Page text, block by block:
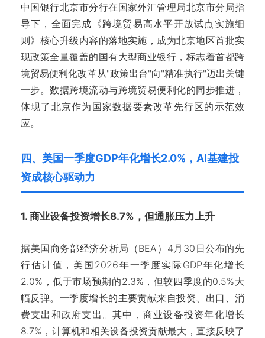
中国银行北京市分行在国家外汇管理局北京市分局指
导下，全面完成《跨境贸易高水平开放试点实施细
则》核心升级内容的落地实施，成为北京地区首批实
现政策全量覆盖的国有大型商业银行，标志着首都跨
境贸易便利化改革从"政策出台"向"精准执行"迈出关键
一步。数据跨境流动与跨境贸易便利化的同步推进，
体现了北京作为国家数据要素改革先行区的示范效
应。
四、美国一季度GDP年化增长2.0%，AI基建投
资成核心驱动力
1. 商业设备投资增长8.7%，但通胀压力上升
据美国商务部经济分析局（BEA）4月30日公布的先
行估计值，美国2026年一季度实际GDP年化增长
2.0%，低于市场预期的2.3%，但较四季度的0.5%大
幅反弹。一季度增长的主要贡献来自投资、出口、消
费支出和政府支出。其中，商业设备投资年化增长
8.7%，计算机和相关设备投资贡献最大，直接反映了